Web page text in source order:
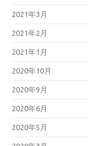
2021年3月
2021年2月
2021年1月
2020年10月
2020年9月
2020年6月
2020年5月